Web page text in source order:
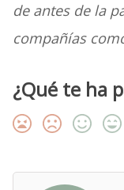
de antes de la
compañías
¿Qué te ha